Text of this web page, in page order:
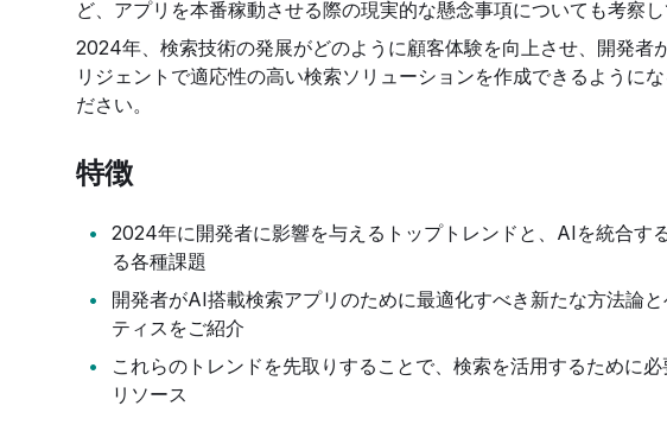
ど、アプリを本番稼動させる際の現実的な懸念事項についても考察し
2024年、検索技術の発展がどのように顧客体験を向上させ、開発者
リジェントで適応性の高い検索ソリューションを作成できるようにな
ださい。
特徴
2024年に開発者に影響を与えるトップトレンドと、AIを統合す
る各種課題
開発者がAI搭載検索アプリのために最適化すべき新たな方法論
ティスをご紹介
これらのトレンドを先取りすることで、検索を活用するために必
リソース